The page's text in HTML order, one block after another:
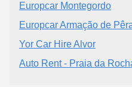
Europcar Montegordo
Europcar Armação de
Yor Car Hire Alvor
Auto Rent - Praia da